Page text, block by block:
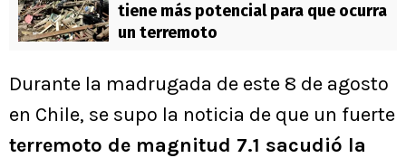
tiene más potencial para que ocurra
un terremoto
Durante la madrugada de este 8 de agosto
en Chile, se supo la noticia de que un fuerte
terremoto de magnitud 7.1 sacudió la